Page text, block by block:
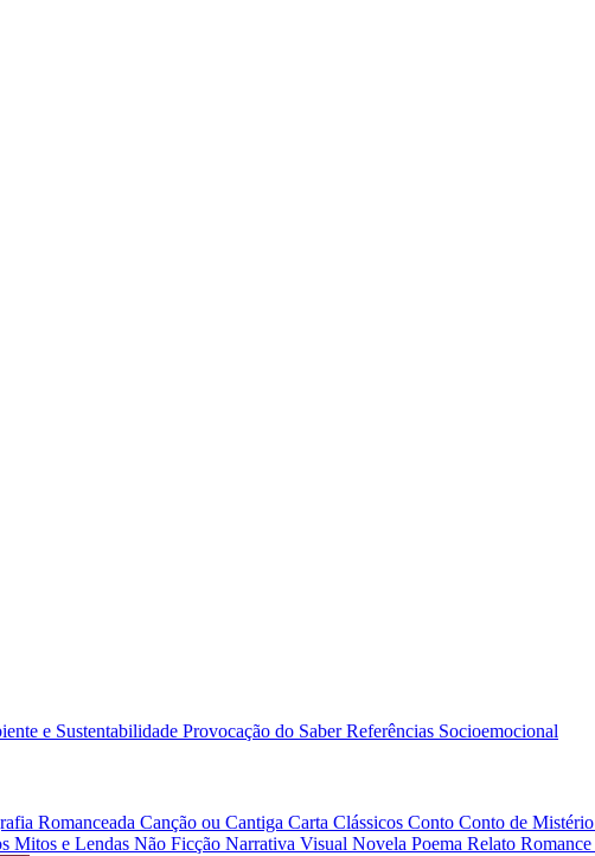
e Sustentabilidade Provocação do SaberReferências Socioemocional
Romanceada Canção ou Cantiga Carta Clássicos Conto Conto de Mistério
Mitos e Lendas Não Ficção Narrativa Visual Novela Poema Relato Romance